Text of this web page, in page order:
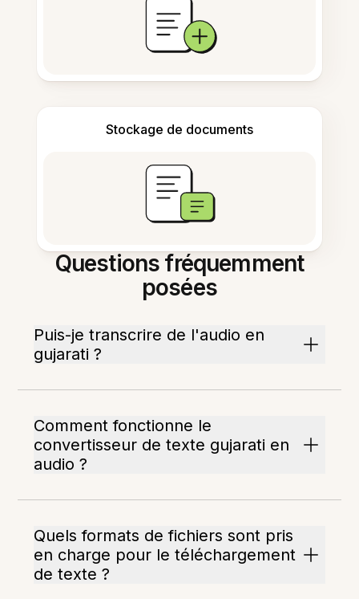
Stockage de documents
Questions fréquemment
posées
Puis-je transcrire de l'audio en
gujarati ?
Comment fonctionne le
convertisseur de texte gujarati en
audio ?
Quels formats de fichiers sont pris
en charge pour le téléchargement
de texte ?